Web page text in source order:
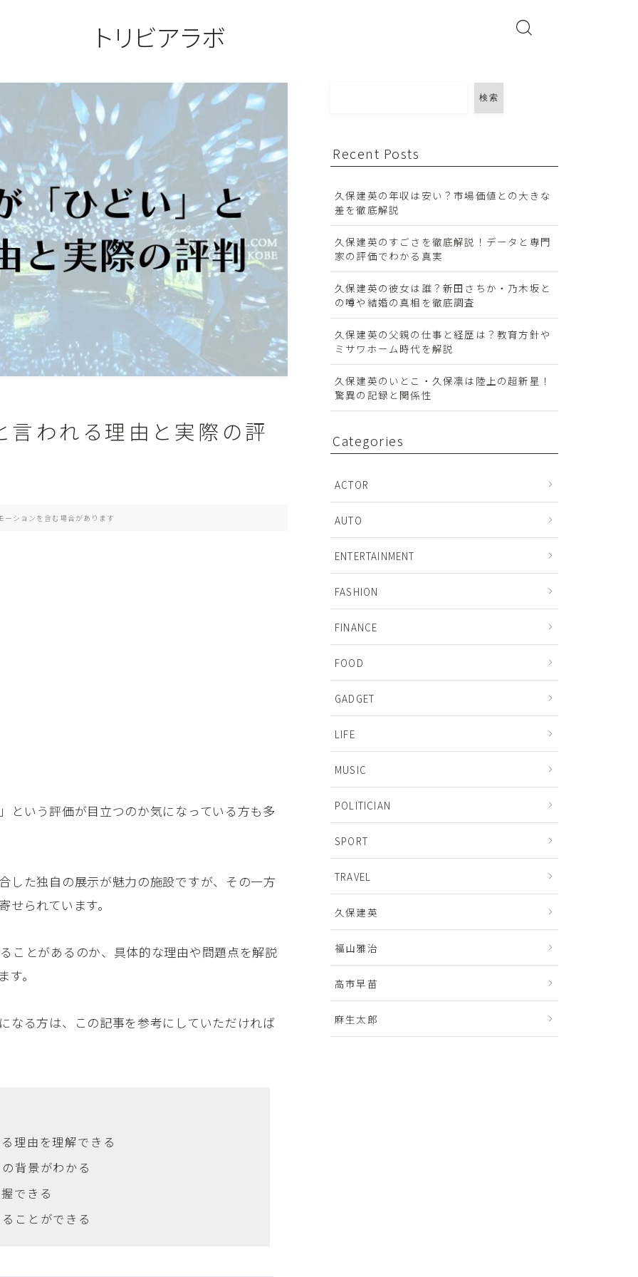
トリビアラボ
言われる理由と実際の評
ーションを含む場合があります
という評価が目立つのか気になっている方も多
した独自の展示が魅力の施設ですが、その一方
られています。
ことがあるのか、具体的な理由や問題点を解説
。
なる方は、この記事を参考にしていただければ
理由を理解できる
背景がわかる
できる
ことができる
検索
Recent Posts
久保建英の年収は安い？市場価値との大きな
差を徹底解説
久保建英のすごさを徹底解説！データと専門
家の評価でわかる真実
久保建英の彼女は誰？新田さちか・乃木坂と
の噂や結婚の真相を徹底調査
久保建英の父親の仕事と経歴は？教育方針や
ミサワホーム時代を解説
久保建英のいとこ・久保凛は陸上の超新星！
驚異の記録と関係性
Categories
ACTOR
AUTO
ENTERTAINMENT
FASHION
FINANCE
FOOD
GADGET
LIFE
MUSIC
POLITICIAN
SPORT
TRAVEL
久保建英
福山雅治
高市早苗
麻生太郎